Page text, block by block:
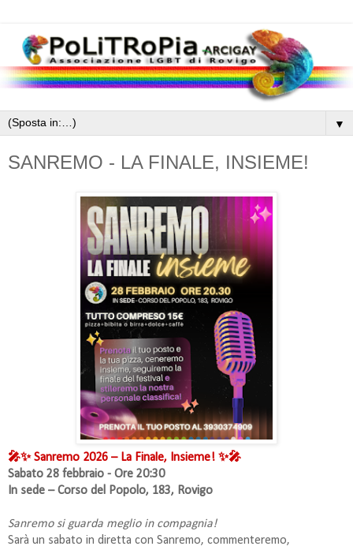
▼
SANREMO - LA FINALE, INSIEME!
🎤✨ Sanremo 2026 – La Finale, Insieme! ✨🎤
Sabato 28 febbraio - Ore 20:30
In sede – Corso del Popolo, 183, Rovigo
Sanremo si guarda meglio in compagnia!
Sarà un sabato in diretta con Sanremo, commenteremo,